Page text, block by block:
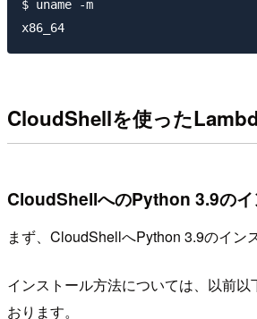
$ uname -m
CloudShellを使った
CloudShellへのPython 3.9のイ
まず、CloudShellへPython 3.9のイン
インストール方法については、以前以
おります。